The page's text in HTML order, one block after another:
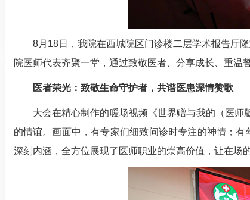
8月18日，我院在西城院区门诊楼二层学术报告厅
院医师代表齐聚一堂，通过致敬医者、分享成长、重温
医者荣光：致敬生命守护者，共谱医患深情赞歌
大会在精心制作的暖场视频《世界赠与我的（医
的情谊。画面中，有专家们细致问诊时专注的神情；
深刻内涵，全方位展现了医师职业的崇高价值，让在场